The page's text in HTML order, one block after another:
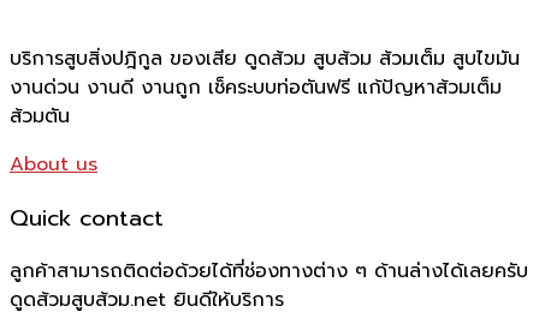
บริการสูบสิ่งปฎิกูล ของเสีย ดูดส้วม สูบส้วม ส้วมเต็ม สูบไขมัน
งานด่วน งานดี งานถูก เช็คระบบท่อตันฟรี แก้ปัญหาส้วมเต็ม
ส้วมตัน
About us
Quick contact
ลูกค้าสามารถติดต่อด้วยได้ที่ช่องทางต่าง ๆ ด้านล่างได้เลยครับ
ดูดส้วมสูบส้วม.net ยินดีให้บริการ